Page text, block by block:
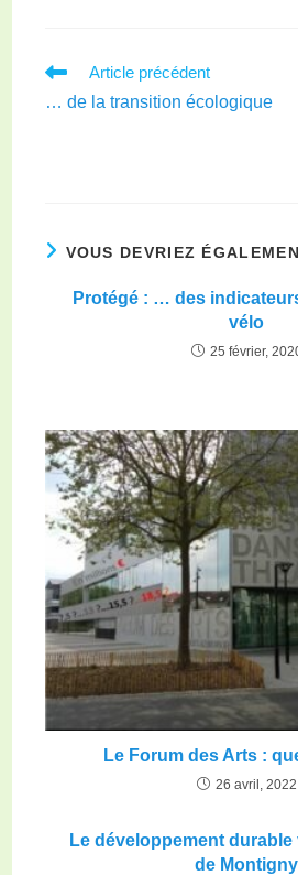
Article précédent
… de la transition écologique
VOUS DEVRIEZ
Protégé : … des
vélo
25 février,
Le Forum des Arts :
26 avril, 2022
Le développement durable
de Montigny